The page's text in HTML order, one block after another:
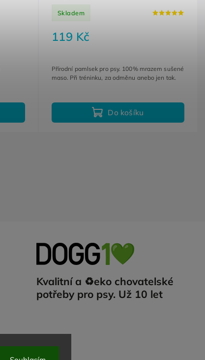
Skladem
119 Kč
Do košíku
Přírodní pamlsek pro psy. 100% mrazem sušené
maso. Při tréninku, za odměnu anebo jen tak.
Kvalitní a ♻️eko chovatelské
potřeby pro psy. Už 10 let